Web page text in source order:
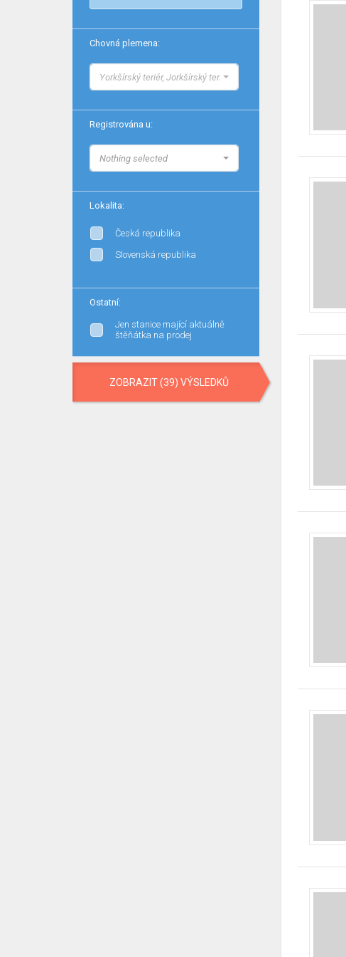
Chovná plemena:
Yorkšírský teriér, Jorkšírský teriér
Registrována u:
Nothing selected
Lokalita:
Česká republika
Slovenská republika
Ostatní:
Jen stanice mající aktuálně
štěňátka na prodej
ZOBRAZIT (39) VÝSLEDKŮ